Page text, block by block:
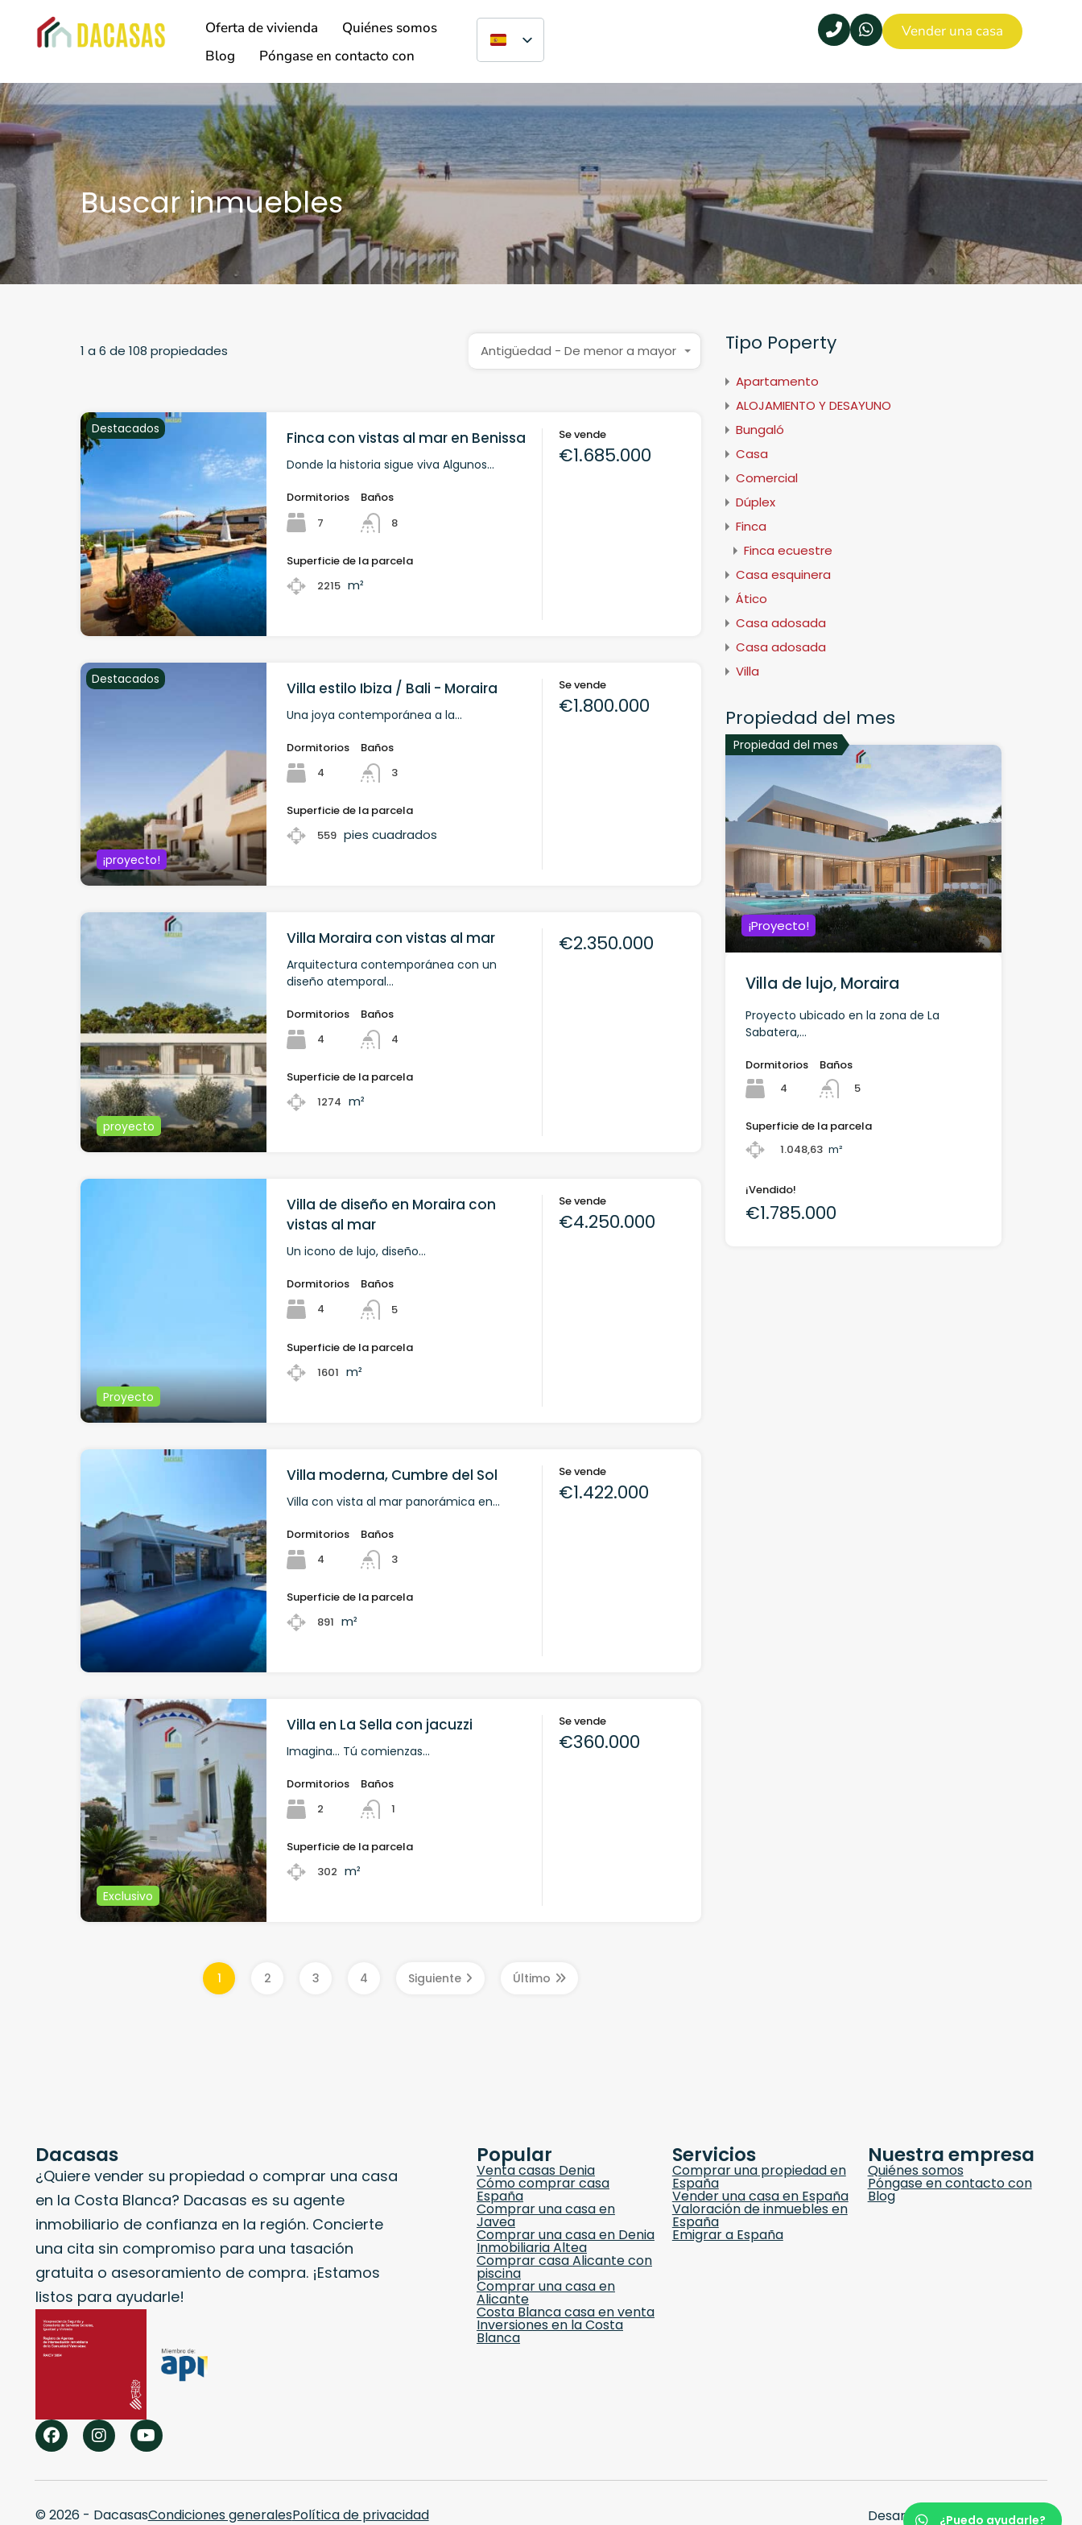
Oferta de vivienda
Quiénes somos
Blog
Póngase en contacto con
Vender una casa
Buscar inmuebles
1 a 6 de 108 propiedades Antigüedad - De menor a mayor
Destacados Finca con vistas al mar en Benissa
Donde la historia sigue viva Algunos…
Dormitorios
7
Baños
8
Superficie de la parcela
2215 m²
Se vende
€1.685.000
Destacados
¡proyecto!
Villa estilo Ibiza / Bali - Moraira
Una joya contemporánea a la...
Dormitorios
4
Baños
3
Superficie de la parcela
559 pies cuadrados
Se vende
€1.800.000
proyecto
Villa Moraira con vistas al mar
Arquitectura contemporánea con un
diseño atemporal...
Dormitorios
4
Baños
4
Superficie de la parcela
1274 m²
€2.350.000
Proyecto
Villa de diseño en Moraira con
vistas al mar
Un icono de lujo, diseño…
Dormitorios
4
Baños
5
Superficie de la parcela
1601 m²
Se vende
€4.250.000
Villa moderna, Cumbre del Sol
Villa con vista al mar panorámica en…
Dormitorios
4
Baños
3
Superficie de la parcela
891 m²
Se vende
€1.422.000
Exclusivo
Villa en La Sella con jacuzzi
Imagina… Tú comienzas…
Dormitorios
2
Baños
1
Superficie de la parcela
302 m²
Se vende
€360.000
1 2 3 4 Siguiente Último
Tipo Poperty
Apartamento
ALOJAMIENTO Y DESAYUNO
Bungaló
Casa
Comercial
Dúplex
Finca
Finca ecuestre
Casa esquinera
Ático
Casa adosada
Casa adosada
Villa
Propiedad del mes
Propiedad del mes
¡Proyecto!
Villa de lujo, Moraira
Proyecto ubicado en la zona de La
Sabatera,...
Dormitorios
4
Baños
5
Superficie de la parcela
1.048,63 m²
¡Vendido!
€1.785.000
Dacasas
¿Quiere vender su propiedad o comprar una casa
en la Costa Blanca? Dacasas es su agente
inmobiliario de confianza en la región. Concierte
una cita sin compromiso para una tasación
gratuita o asesoramiento de compra. ¡Estamos
listos para ayudarle!
Popular
Venta casas Denia
Cómo comprar casa
España
Comprar una casa en
Javea
Comprar una casa en Denia
Inmobiliaria Altea
Comprar casa Alicante con
piscina
Comprar una casa en
Alicante
Costa Blanca casa en venta
Inversiones en la Costa
Blanca
Servicios
Comprar una propiedad en
España
Vender una casa en España
Valoración de inmuebles en
España
Emigrar a España
Nuestra empresa
Quiénes somos
Póngase en contacto con
Blog
© 2026 - DacasasCondiciones generalesPolítica de privacidad Desarrollo web:Selva Digital
¿Puedo ayudarle?